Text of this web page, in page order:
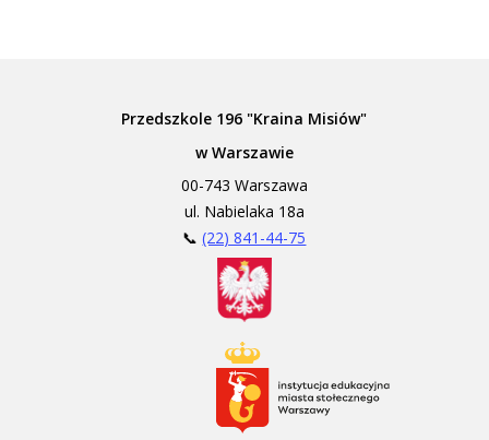
Przedszkole 196 "Kraina Misiów"
w Warszawie
00-743 Warszawa
ul. Nabielaka 18a
📞(22) 841-44-75